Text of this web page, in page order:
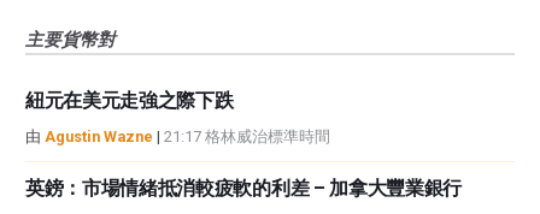
主要貨幣對
紐元在美元走強之際下跌
由 Agustin Wazne | 21:17 格林威治標準時間
英鎊：市場情緒抵消較疲軟的利差 – 加拿大豐業銀行